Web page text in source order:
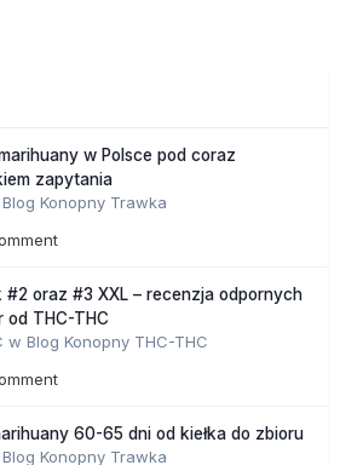
w Polsce pod coraz
zapytania
Blog Konopny Trawka
#2 oraz #3 XXL – recenzja odpornych
od THC-THC
w Blog Konopny THC-THC
60-65 dni od kiełka do zbioru
Blog Konopny Trawka